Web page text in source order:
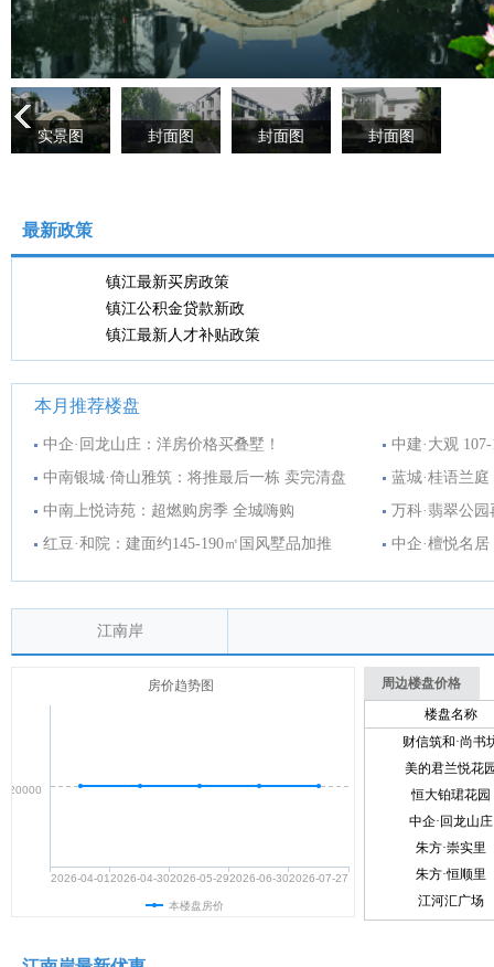
实景图 封面图 封面图 封面图
最新政策
镇江最新买房政策
镇江公积金贷款新政
镇江最新人才补贴政策
本月推荐楼盘
中企·回龙山庄：洋房价格买叠墅！
中南银城·倚山雅筑：将推最后一栋 卖完清盘
中南上悦诗苑：超燃购房季 全城嗨购
红豆·和院：建面约145-190㎡国风墅品加推
中建·大观
蓝城·桂语兰
万科·翡翠公
中企·檀悦名
江南岸
房价趋势图
本楼盘房价
2026-04-012026-04-302026-05-292026-06-302026-07-27
20000
周边楼盘价格
楼盘名称
财信筑和·尚书
美的君兰悦花
恒大铂珺花园
中企·回龙山庄
朱方·崇实里
朱方·恒顺里
江河汇广场